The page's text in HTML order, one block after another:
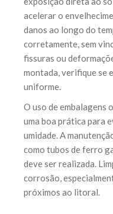
acelerar o
danos ao longo do
corretamente, sem
fissuras ou
montada, verifique se
uniforme.
O uso de embalagens
uma boa prática para
umidade. A
como tubos de ferro
deve ser realizada.
corrosão,
próximos ao litoral.